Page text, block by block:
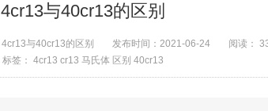
4cr13与40cr13的区别
4cr13与40cr13的区别 发布时间： 2021-06-24
阅读：
标签： 4cr13 cr13 马氏体 区别 40cr13